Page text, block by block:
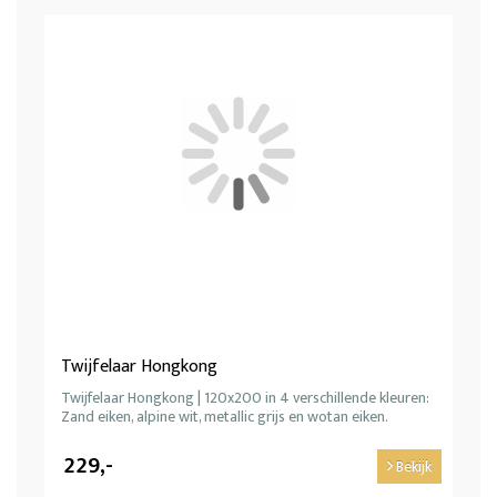
Twijfelaar Hongkong
Twijfelaar Hongkong | 120x200 in 4 verschillende kleuren:
Zand eiken, alpine wit, metallic grijs en wotan eiken.
229,- Bekijk